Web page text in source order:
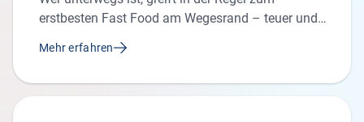
erstbesten Fast Food am Wegesrand – teuer und
vorab mit gesunden Snacks einzudecken, solltest
Mehr erfahren